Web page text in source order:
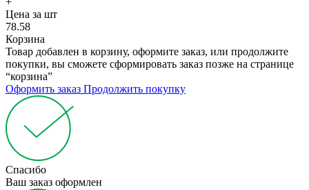
Цена за шт
78.58
Корзина
Товар добавлен в корзину, оформите заказ, или продолжите
покупки, вы сможете сформировать заказ позже на странице
“корзина”
Оформить заказ Продолжить покупку
Спасибо
Ваш заказ оформлен